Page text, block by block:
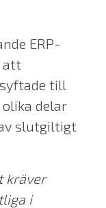
ERP-
att
till
delar
slutgiltigt
kräver
i